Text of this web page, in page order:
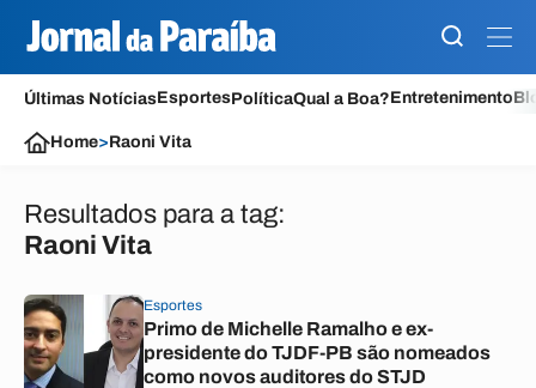
Últimas NotíciasEsportesPolíticaQual a Boa?Entretenimento
Home>Raoni Vita
Resultados para a tag:
Raoni Vita
Esportes
Primo de Michelle Ramalho e ex-
presidente do TJDF-PB são nomeados
como novos auditores do STJD